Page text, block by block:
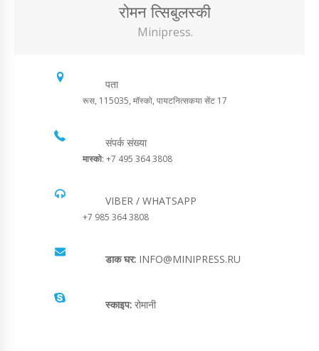
रोमन त्सिबुलस्की
Minipress.
पता
रूस, 115035, मॉस्को, पायटनित्सकया सेंट 17
संपर्क संख्या
मास्को: +7 495 364 3808
VIBER / WHATSAPP
+7 985 364 3808
डाक घर: INFO@MINIPRESS.RU
स्काइप: रोमानी